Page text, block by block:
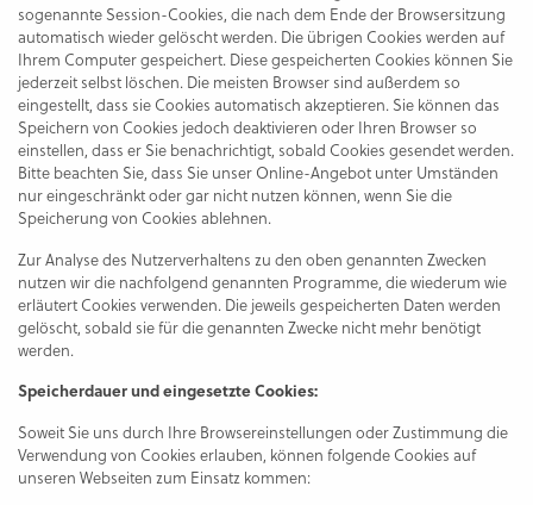
sogenannte Session-Cookies, die nach dem Ende der Browsersitzung
automatisch wieder gelöscht werden. Die übrigen Cookies werden auf
Ihrem Computer gespeichert. Diese gespeicherten Cookies können Sie
jederzeit selbst löschen. Die meisten Browser sind außerdem so
eingestellt, dass sie Cookies automatisch akzeptieren. Sie können das
Speichern von Cookies jedoch deaktivieren oder Ihren Browser so
einstellen, dass er Sie benachrichtigt, sobald Cookies gesendet werden.
Bitte beachten Sie, dass Sie unser Online-Angebot unter Umständen
nur eingeschränkt oder gar nicht nutzen können, wenn Sie die
Speicherung von Cookies ablehnen.
Zur Analyse des Nutzerverhaltens zu den oben genannten Zwecken
nutzen wir die nachfolgend genannten Programme, die wiederum wie
erläutert Cookies verwenden. Die jeweils gespeicherten Daten werden
gelöscht, sobald sie für die genannten Zwecke nicht mehr benötigt
werden.
Speicherdauer und eingesetzte Cookies:
Soweit Sie uns durch Ihre Browsereinstellungen oder Zustimmung die
Verwendung von Cookies erlauben, können folgende Cookies auf
unseren Webseiten zum Einsatz kommen: